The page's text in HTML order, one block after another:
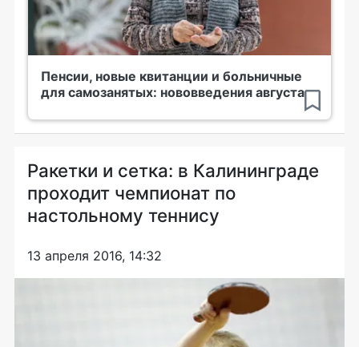
Пенсии, новые квитанции и больничные
для самозанятых: нововведения августа
Ракетки и сетка: в Калининграде
проходит чемпионат по
настольному теннису
13 апреля 2016, 14:32